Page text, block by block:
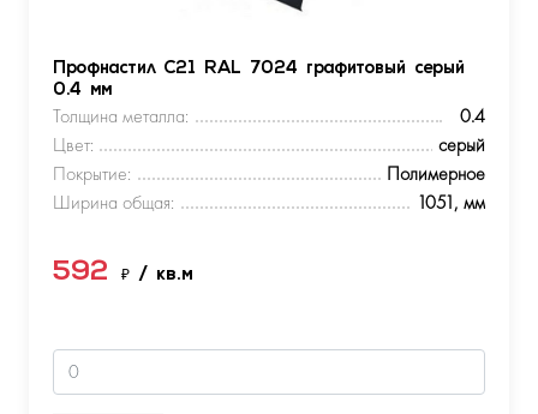
Профнастил С21 RAL 7024 графитовый серый
0.4 мм
Толщина металла:
0.4
Цвет:
серый
Покрытие:
Полимерное
Ширина общая:
1051, мм
592 ₽ / кв.м